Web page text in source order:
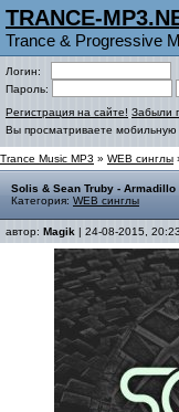
TRANCE-
Trance & Progressive
Логин:
Пароль:
Регистрация на сайте! Забыли
Вы просматриваете мобильную
Trance Music MP3 » WEB синглы
Solis & Sean Truby - Armadillo
Категория: WEB синглы
автор: Magik | 24-08-2015,